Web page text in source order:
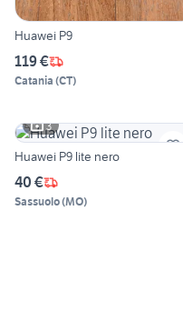
Huawei P9
119 €
Catania (CT)
3
Huawei P9 lite nero
40 €
Sassuolo(MO)